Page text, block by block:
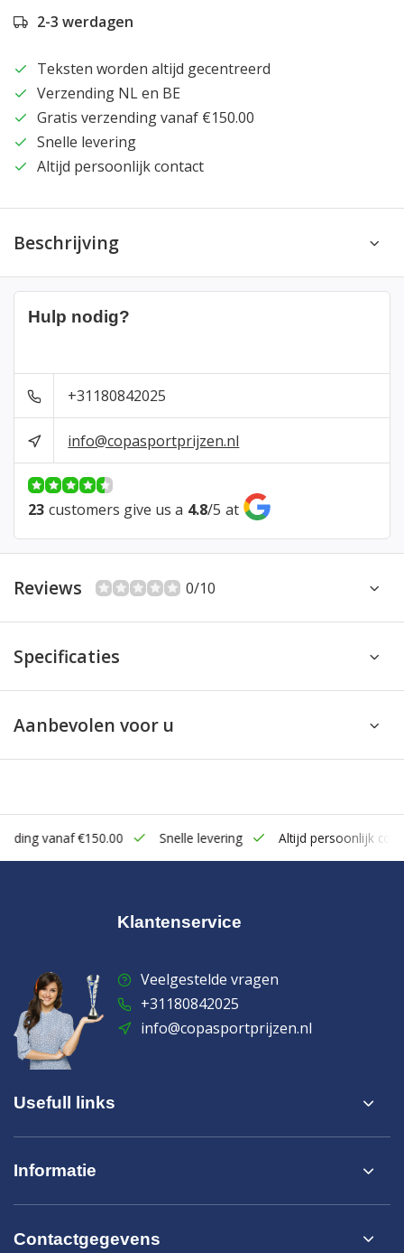
2-3 werdagen
Teksten worden altijd gecentreerd
Verzending NL en BE
Gratis verzending vanaf €150.00
Snelle levering
Altijd persoonlijk contact
Beschrijving
Hulp nodig?
+31180842025
info@copasportprijzen.nl
23 customers give us a 4.8/5 at
Reviews 0/10
Specificaties
Aanbevolen voor u
vanaf €150.00 Snelle levering Altijd persoonlijk
Klantenservice
Veelgestelde vragen
+31180842025
info@copasportprijzen.nl
Usefull links
Informatie
Contactgegevens